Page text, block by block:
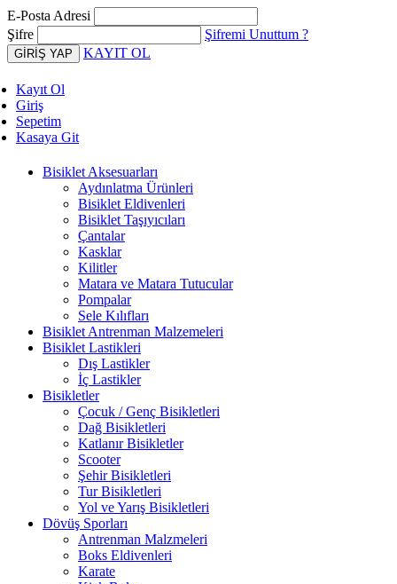
E-Posta Adresi
Şifre
Şifremi Unuttum ?
KAYIT OL
Kayıt Ol
Giriş
Sepetim
Kasaya Git
Bisiklet Aksesuarları
Aydınlatma Ürünleri
Bisiklet Eldivenleri
Bisiklet Taşıyıcıları
Çantalar
Kasklar
Kilitler
Matara ve Matara Tutucular
Pompalar
Sele Kılıfları
Bisiklet Antrenman Malzemeleri
Bisiklet Lastikleri
Dış Lastikler
İç Lastikler
Bisikletler
Çocuk / Genç Bisikletleri
Dağ Bisikletleri
Katlanır Bisikletler
Scooter
Şehir Bisikletleri
Tur Bisikletleri
Yol ve Yarış Bisikletleri
Dövüş Sporları
Antrenman Malzmeleri
Boks Eldivenleri
Karate